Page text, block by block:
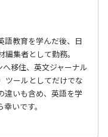
語教育を学んだ後、日
集者として勤務。
移住、英文ジャーナル
ツールとしてだけでな
違いも含め、英語を学
いです。